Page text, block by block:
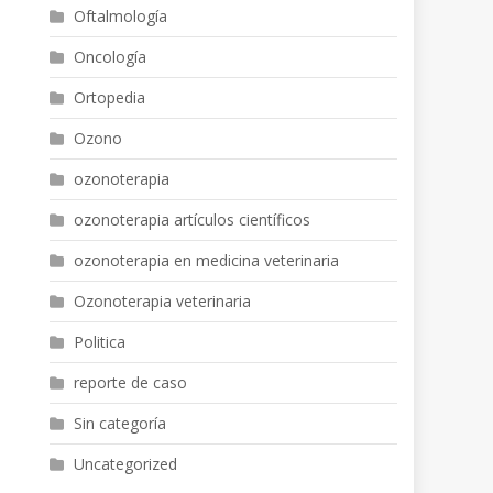
Oftalmología
Oncología
Ortopedia
Ozono
ozonoterapia
ozonoterapia artículos científicos
ozonoterapia en medicina veterinaria
Ozonoterapia veterinaria
Politica
reporte de caso
Sin categoría
Uncategorized